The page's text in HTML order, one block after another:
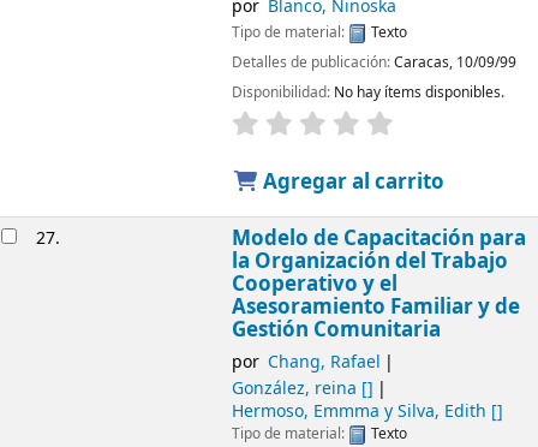
por Blanco, Ninoska
Tipo de material:
Texto
Detalles de publicación:Caracas, 10/09/99
Disponibilidad: No hay ítems disponibles.
Agregar al carrito
27. Modelo de Capacitación para
la Organización del Trabajo
Cooperativo y el
Asesoramiento Familiar y de
Gestión Comunitaria
por Chang, Rafael
González, reina []
Hermoso, Emmma y Silva, Edith []
Tipo de material:
Texto